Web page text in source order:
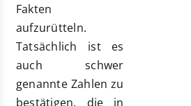
Fakten
aufzurütteln.
Tatsächlich ist es
auch schwer
genannte Zahlen zu
bestätigen, die in